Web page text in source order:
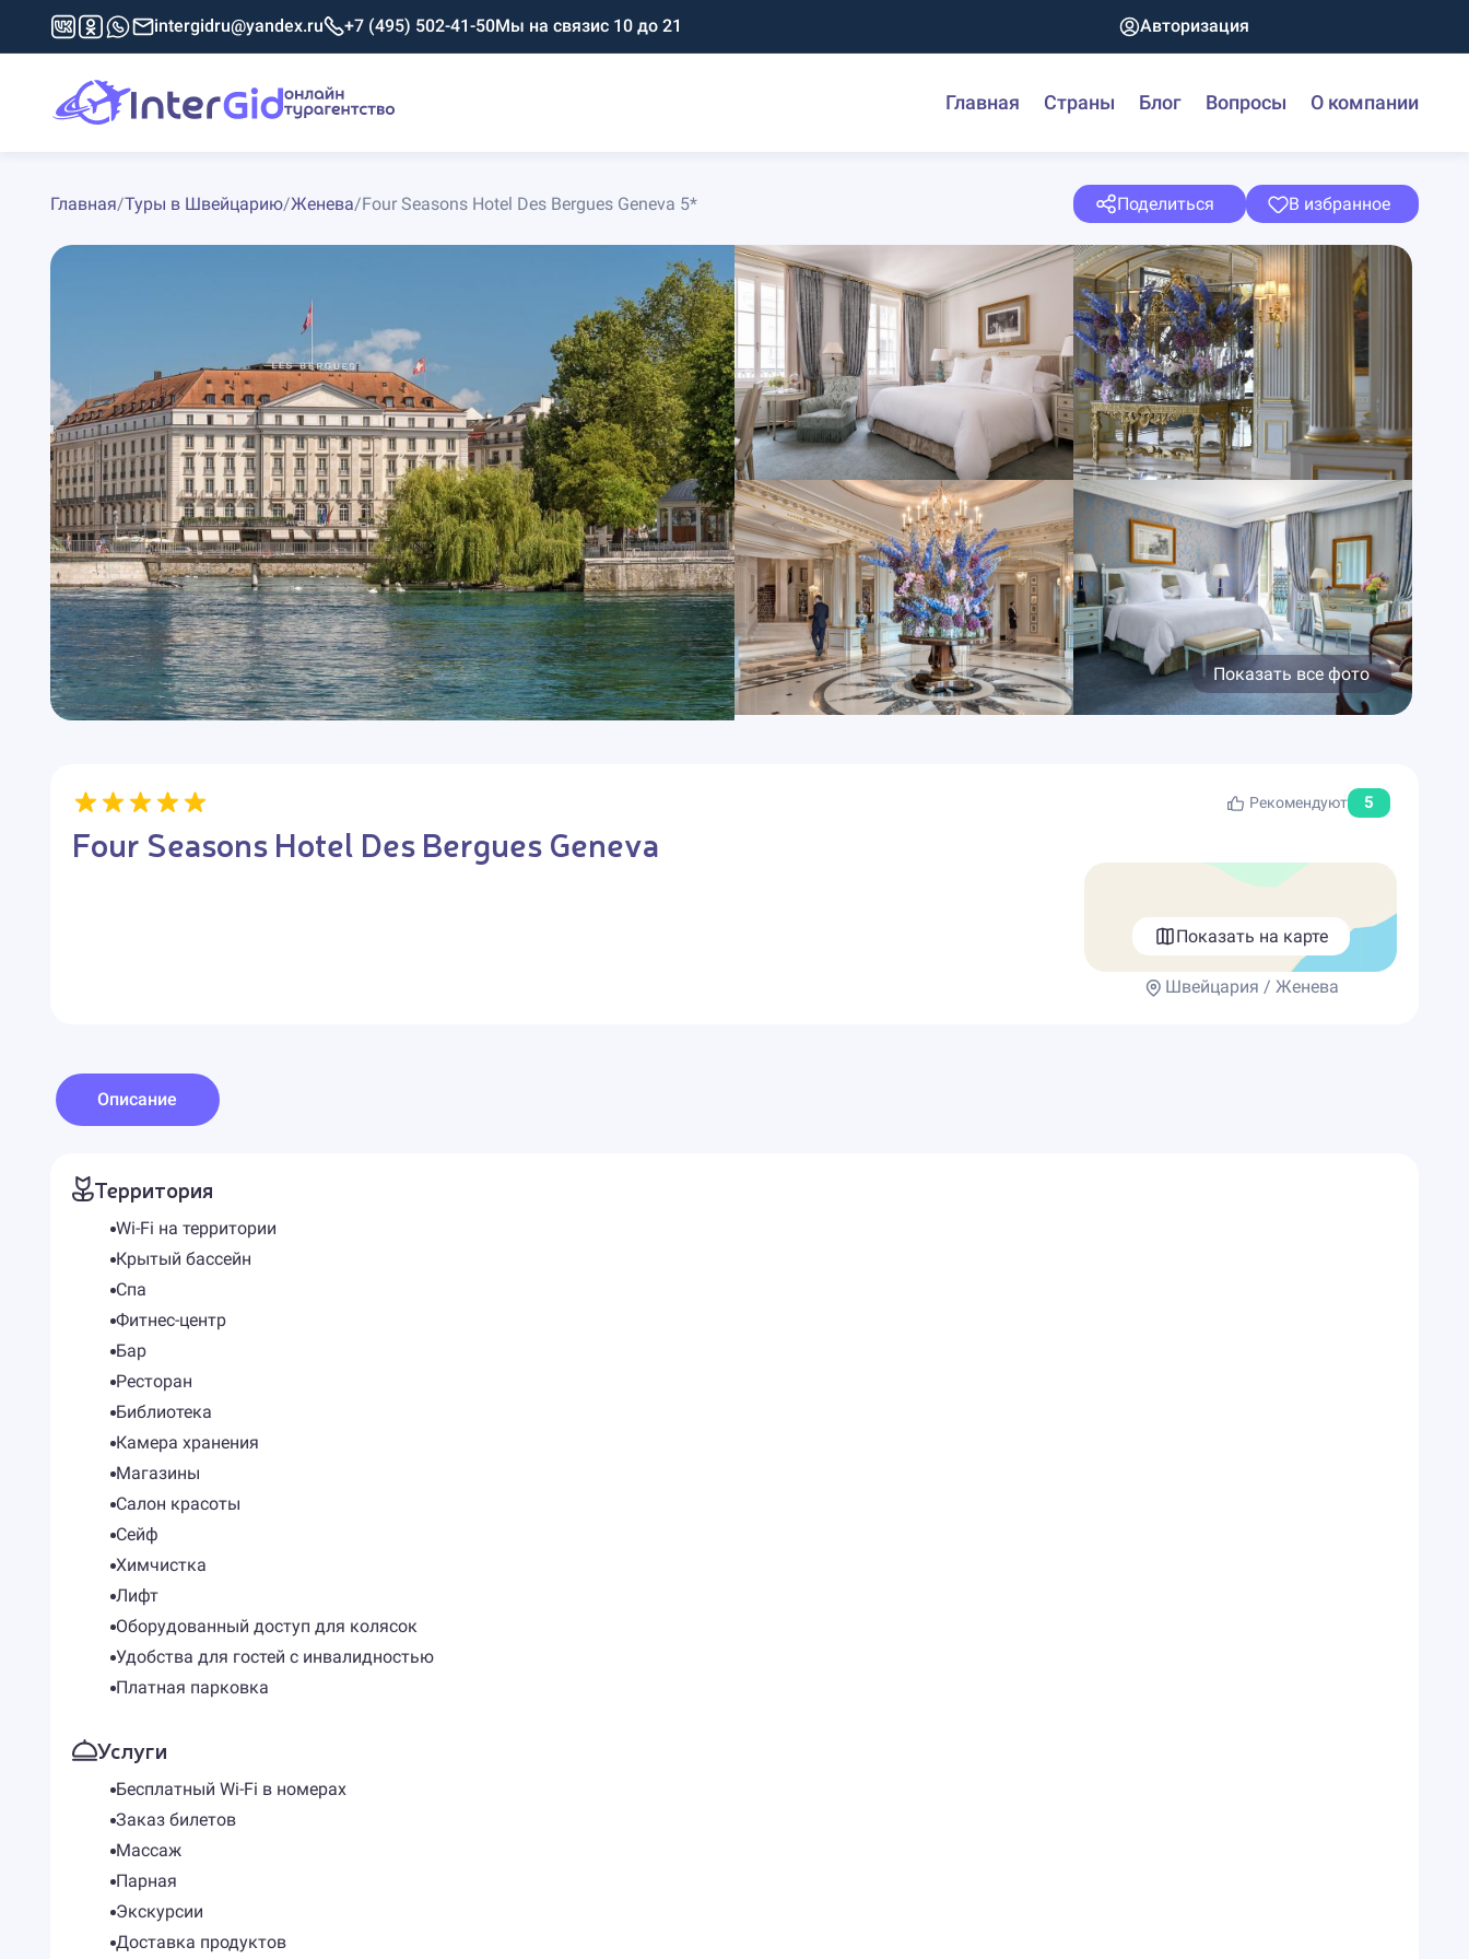
intergidru@yandex.ru +7 (495) 502-41-50Мы на связис 10 до 21 Авторизация
Главная Страны Блог Вопросы О компании
Главная/Туры в Швейцарию/Женева/Four Seasons Hotel Des Bergues Geneva 5* Поделиться В избранное
Показать все фото
Рекомендуют 5
Four Seasons Hotel Des Bergues Geneva
Показать на карте
Швейцария / Женева
Описание
Территория
Wi-Fi на территории
Крытый бассейн
Спа
Фитнес-центр
Бар
Ресторан
Библиотека
Камера хранения
Магазины
Салон красоты
Сейф
Химчистка
Лифт
Оборудованный доступ для колясок
Удобства для гостей с инвалидностью
Платная парковка
Услуги
Бесплатный Wi-Fi в номерах
Заказ билетов
Массаж
Парная
Экскурсии
Доставка продуктов